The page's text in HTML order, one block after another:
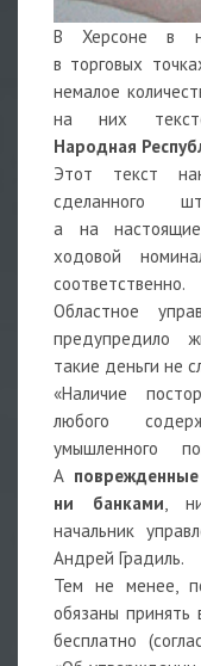
В Херсоне в
в торговых
немалое
на них
Народная
Этот текст
сделанного
а на
ходовой
соответственно.
Областное
предупредило
такие деньги не
«Наличие
любого
умышленного
А
ни банками ,
начальник
Андрей Градиль.
Тем не менее,
обязаны
бесплатно